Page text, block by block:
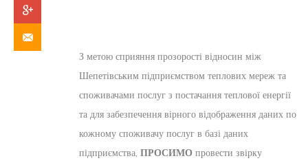
З метою сприяння прозорості відносин між
Шепетівським підприємством теплових мереж та
споживачами послуг з постачання теплової енергії
та для забезпечення вірного відображення даних по
кожному споживачу послуг в базі даних
підприємства, ПРОСИМО провести звірку